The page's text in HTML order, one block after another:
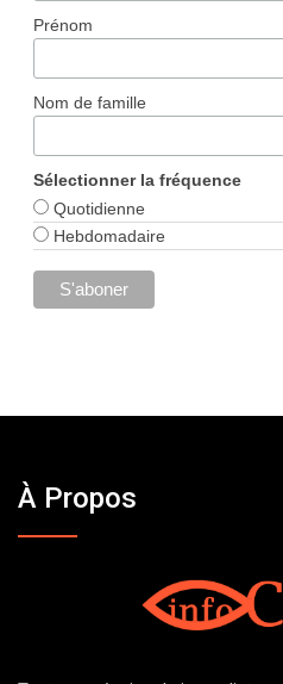
Prénom
Nom de famille
Sélectionner la fréquence
Quotidienne
Hebdomadaire
À Propos